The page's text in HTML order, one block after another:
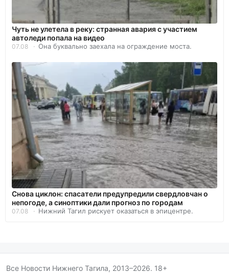
Чуть не улетела в реку: странная авария с участием
автоледи попала на видео
07.08 Она буквально заехала на ограждение моста.
Снова циклон: спасатели предупредили свердловчан о
непогоде, а синоптики дали прогноз по городам
07.08 Нижний Тагил рискует оказаться в эпицентре.
Все Новости Нижнего Тагила, 2013–2026. 18+